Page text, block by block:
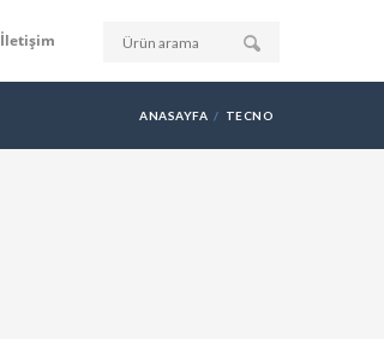
İletişim
ANASAYFA TECNO